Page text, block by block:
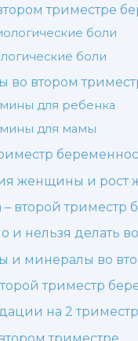
триместре
боли
боли
во втором
для ребенка
для мамы
женщины и рост
– второй триместр
и нельзя делать
и минералы во
триместр
на 2